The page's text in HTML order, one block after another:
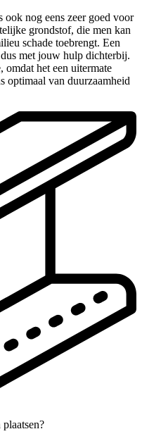
nog eens zeer goed voor
grondstof, die men kan
schade toebrengt. Een
met jouw hulp dichterbij.
omdat het een uitermate
optimaal van duurzaamheid